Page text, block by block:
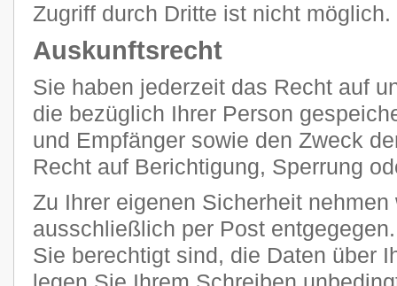
Zugriff durch Dritte ist nicht möglich.
Auskunftsrecht
Sie haben jederzeit das Recht auf
die bezüglich Ihrer Person
und Empfänger sowie den Zweck
Recht auf Berichtigung, Sperrung
Zu Ihrer eigenen Sicherheit
ausschließlich per Post
Sie berechtigt sind, die Daten über